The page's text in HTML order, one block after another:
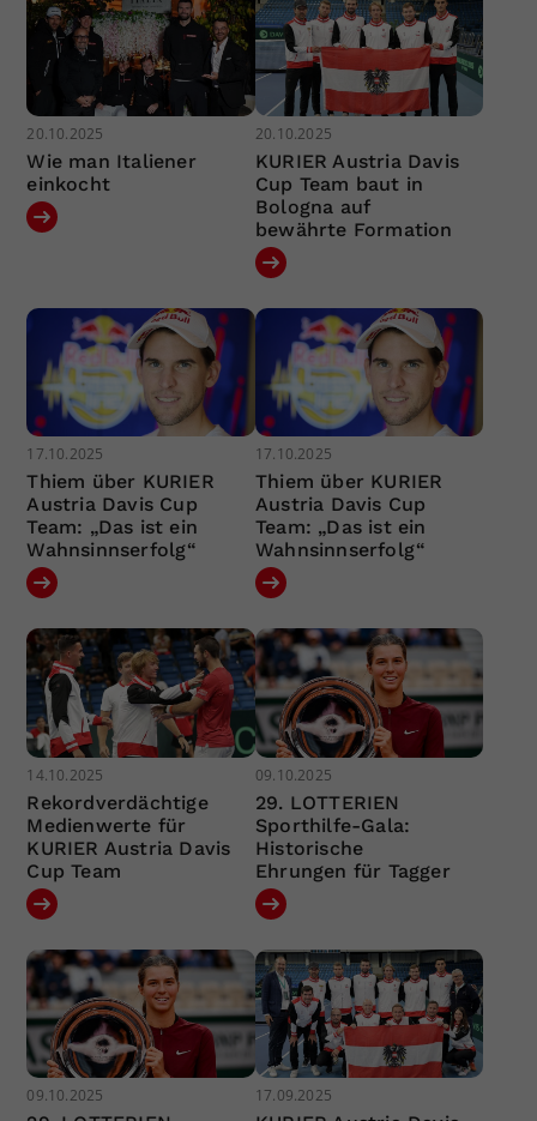
20.10.2025
Wie man Italiener
einkocht
20.10.2025
KURIER Austria Davis
Cup Team baut in
Bologna auf
bewährte Formation
17.10.2025
Thiem über KURIER
Austria Davis Cup
Team: „Das ist ein
Wahnsinnserfolg“
17.10.2025
Thiem über KURIER
Austria Davis Cup
Team: „Das ist ein
Wahnsinnserfolg“
14.10.2025
Rekordverdächtige
Medienwerte für
KURIER Austria Davis
Cup Team
09.10.2025
29. LOTTERIEN
Sporthilfe-Gala:
Historische
Ehrungen für Tagger
09.10.2025 17.09.2025